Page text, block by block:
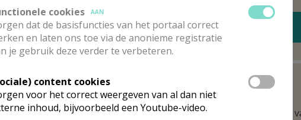
ALLE DETAILS TONEN
gevonden wat je zocht? Hier vind je links naar kerken, eventueel
cookies
AAN
dat de basisfuncties van het portaal correct
en laten ons toe via de anonieme registratie
je gebruik deze verder te verbeteren.
content cookies
voor het correct weergeven van al dan niet
inhoud, bijvoorbeeld een Youtube-video.